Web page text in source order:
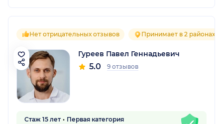
Нет отрицательных отзывов Принимает в 2 районах
Гуреев Павел Геннадьевич
5.0 9 отзывов
Стаж 15 лет
Первая категория